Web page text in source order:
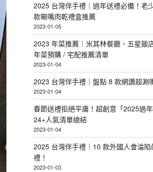
2025 台灣伴手禮｜過年送禮必備！老
款唰嘴肉乾禮盒推薦
2023-01-05
2023 年菜推薦｜米其林餐廳、五星飯
年菜預購 / 宅配推薦清單
2023-01-04
2023 台灣伴手禮｜盤點 8 款網讚超涮
2023-01-04
春節送禮拒絕平庸！超創意「2025過年
24+人氣清單總結
2023-01-04
2025 台灣伴手禮｜10 款外國人會淪
禮！
2023-01-03